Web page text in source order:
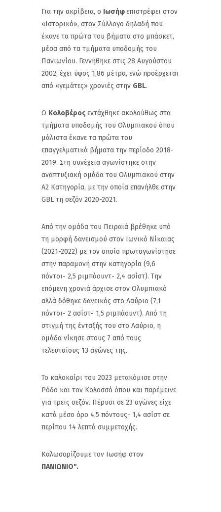
Για την ακρίβεια, ο Ιωσήφεπιστρέφει στον
«Ιστορικό», στον Σύλλογο δηλαδή που
έκανε τα πρώτα του βήματα στο μπάσκετ,
μέσα από τα τμήματα υποδομής του
Πανιωνίου. Γεννήθηκε στις 28 Αυγούστου
2002, έχει ύψος 1,86 μέτρα, ενώ προέρχεται
από «γεμάτες» χρονιές στην GBL.
Ο Κολοβέρος εντάχθηκε ακολούθως στα
τμήματα υποδομής του Ολυμπιακού όπου
μάλιστα έκανε τα πρώτα του
επαγγελματικά βήματα την περίοδο 2018-
2019. Στη συνέχεια αγωνίστηκε στην
αναπτυξιακή ομάδα του Ολυμπιακού στην
Α2 Κατηγορία, με την οποία επανήλθε στην
GBL τη σεζόν 2020-2021.
Από την ομάδα του Πειραιά βρέθηκε υπό
τη μορφή δανεισμού στον Ιωνικό Νίκαιας
(2021-2022) με τον οποίο πρωταγωνίστησε
στην παραμονή στην κατηγορία (9,6
πόντοι- 2,5 ριμπάουντ- 2,4 ασίστ). Την
επόμενη χρονιά άρχισε στον Ολυμπιακό
αλλά δόθηκε δανεικός στο Λαύριο (7,1
πόντοι- 2 ασίστ- 1,5 ριμπάουντ). Από τη
στιγμή της ένταξής του στο Λαύριο, η
ομάδα νίκησε στους 7 από τους
τελευταίους 13 αγώνες της.
Το καλοκαίρι του 2023 μετακόμισε στην
Ρόδο και τον Κολοσσό όπου και παρέμεινε
για τρεις σεζόν. Πέρυσι σε 23 αγώνες είχε
κατά μέσο όρο 4,5 πόντους- 1,4 ασίστ σε
περίπου 14 λεπτά συμμετοχής.
Καλωσορίζουμε τον Ιωσήφ στον
ΠΑΝΙΩΝΙΟ".